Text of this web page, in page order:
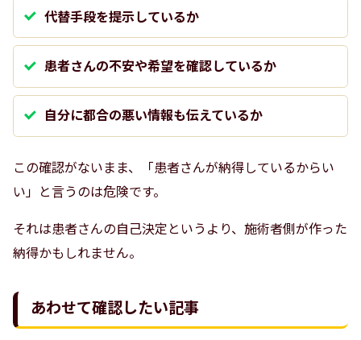
代替手段を提示しているか
患者さんの不安や希望を確認しているか
自分に都合の悪い情報も伝えているか
この確認がないまま、「患者さんが納得しているからい
い」と言うのは危険です。
それは患者さんの自己決定というより、施術者側が作った
納得かもしれません。
あわせて確認したい記事